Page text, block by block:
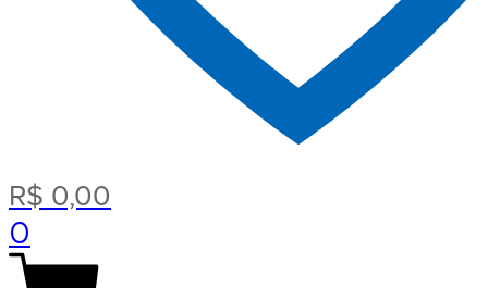
R$ 0,00
0